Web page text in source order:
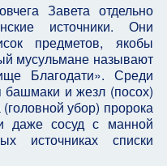
Завета отдельно
источники. Они
предметов, якобы
мусульмане называют
Благодати». Среди
башмаки и жезл (посох)
убор) пророка
даже сосуд с манной
источниках списки